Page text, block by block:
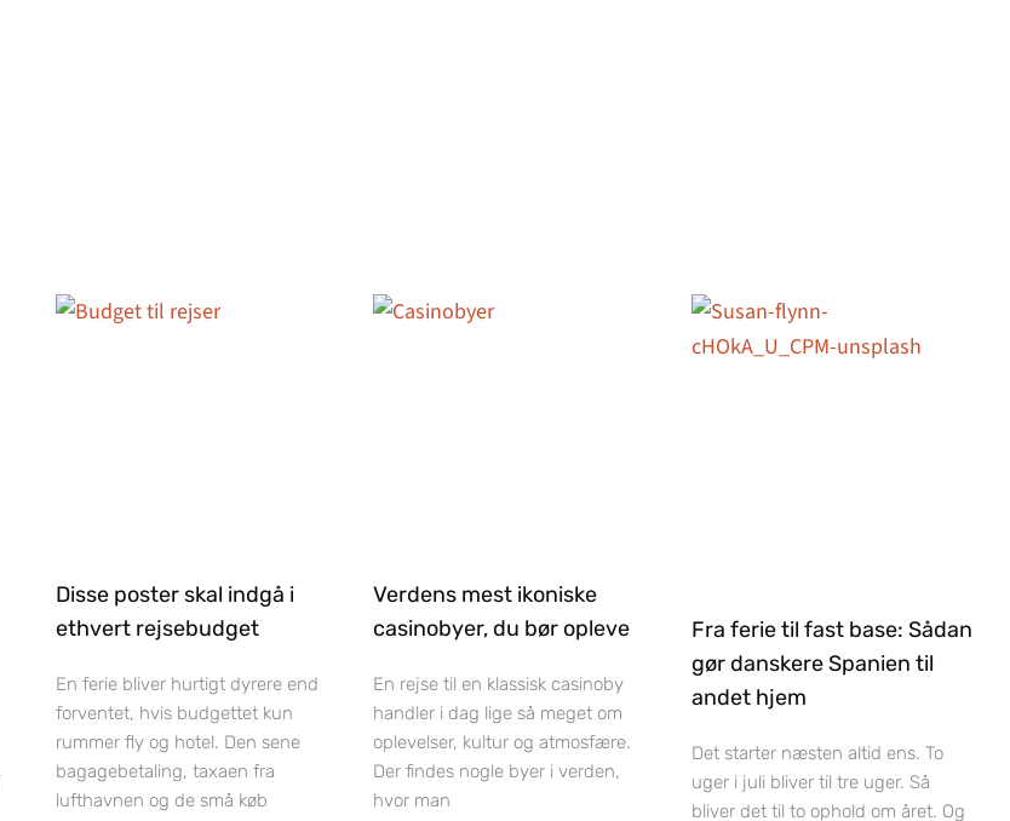
Disse poster skal indgå i
ethvert rejsebudget
En ferie bliver hurtigt dyrere end
forventet, hvis budgettet kun
rummer fly og hotel. Den sene
bagagebetaling, taxaen fra
lufthavnen og de små køb
Verdens mest ikoniske
casinobyer, du bør opleve
En rejse til en klassisk casinoby
handler i dag lige så meget om
oplevelser, kultur og atmosfære.
Der findes nogle byer i verden,
hvor man
Fra ferie til fast base: Sådan
gør danskere Spanien til
andet hjem
Det starter næsten altid ens. To
uger i juli bliver til tre uger. Så
bliver det til to ophold om året. Og